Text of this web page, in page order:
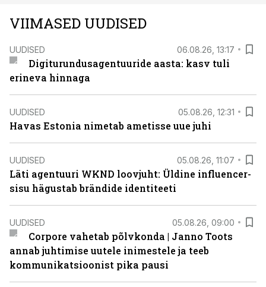
VIIMASED UUDISED
UUDISED 06.08.26, 13:17
Digiturundusagentuuride aasta: kasv tuli
erineva hinnaga
UUDISED 05.08.26, 12:31
Havas Estonia nimetab ametisse uue juhi
UUDISED 05.08.26, 11:07
Läti agentuuri WKND loovjuht: Üldine influencer-
sisu hägustab brändide identiteeti
UUDISED 05.08.26, 09:00
Corpore vahetab põlvkonda | Janno Toots
annab juhtimise uutele inimestele ja teeb
kommunikatsioonist pika pausi